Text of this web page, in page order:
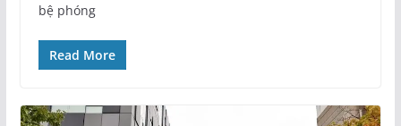
bệ phóng
Read More